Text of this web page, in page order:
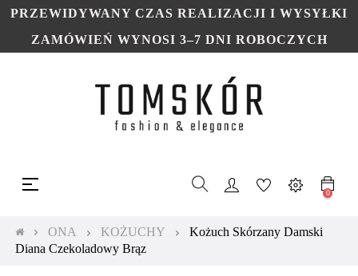
PRZEWIDYWANY CZAS REALIZACJI I WYSYŁKI
ZAMÓWIEŃ WYNOSI 3–7 DNI ROBOCZYCH
Toggle
navigation
☰
0
ONA KOŻUCHY
Kożuch Skórzany Damski
Diana Czekoladowy Brąz